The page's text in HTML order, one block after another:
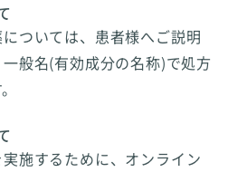
ついては、患者様へご説明
般名(有効成分の名称)で処方
施するために、オンライン